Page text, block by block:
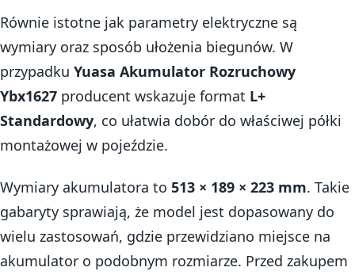
Równie istotne jak parametry elektryczne są
wymiary oraz sposób ułożenia biegunów. W
przypadku Yuasa Akumulator Rozruchowy
Ybx1627 producent wskazuje format L+
Standardowy, co ułatwia dobór do właściwej półki
montażowej w pojeździe.
Wymiary akumulatora to 513 × 189 × 223 mm. Takie
gabaryty sprawiają, że model jest dopasowany do
wielu zastosowań, gdzie przewidziano miejsce na
akumulator o podobnym rozmiarze. Przed zakupem